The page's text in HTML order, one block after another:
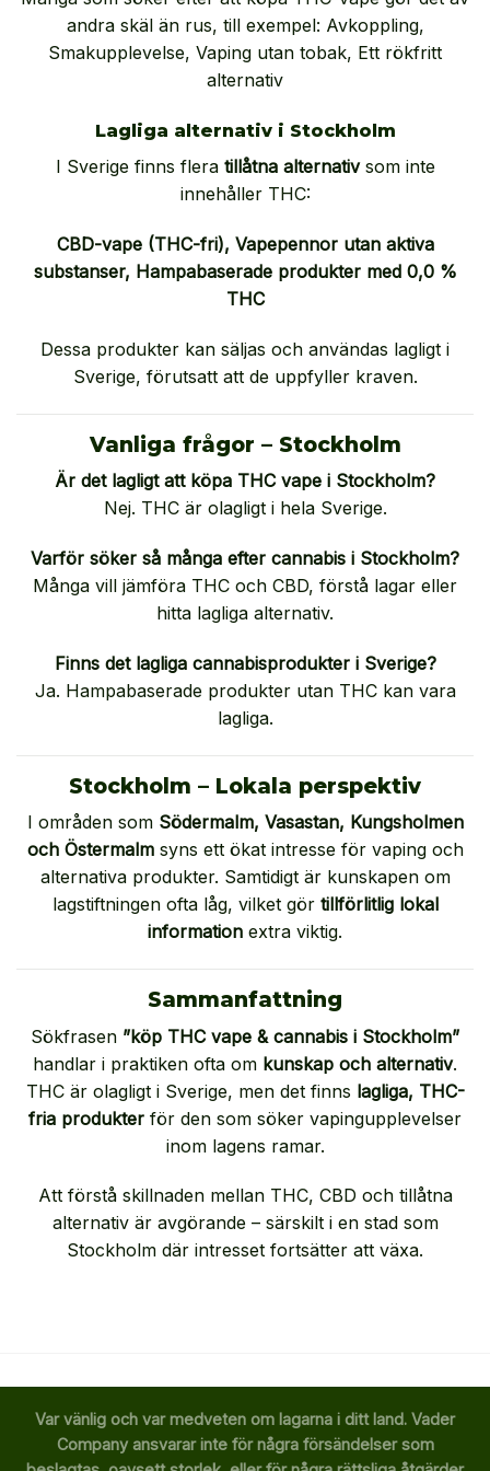
andra skäl än rus, till exempel: Avkoppling,
Smakupplevelse, Vaping utan tobak, Ett rökfritt
alternativ
Lagliga alternativ i Stockholm
I Sverige finns flera tillåtna alternativsom inte
innehåller THC:
CBD-vape (THC-fri), Vapepennor utan aktiva
substanser, Hampabaserade produkter med 0,0 %
THC
Dessa produkter kan säljas och användas lagligt i
Sverige, förutsatt att de uppfyller kraven.
Vanliga frågor – Stockholm
Är det lagligt att köpa THC vape i Stockholm?
Nej. THC är olagligt i hela Sverige.
Varför söker så många efter cannabis i Stockholm?
Många vill jämföra THC och CBD, förstå lagar eller
hitta lagliga alternativ.
Finns det lagliga cannabisprodukter i Sverige?
Ja. Hampabaserade produkter utan THC kan vara
lagliga.
Stockholm – Lokala perspektiv
I områden som Södermalm, Vasastan, Kungsholmen
och Östermalmsyns ett ökat intresse för vaping och
alternativa produkter. Samtidigt är kunskapen om
lagstiftningen ofta låg, vilket gör tillförlitlig lokal
information extra viktig.
Sammanfattning
Sökfrasen ”köp THC vape & cannabis i Stockholm”
handlar i praktiken ofta om kunskap och alternativ.
THC är olagligt i Sverige, men det finns lagliga, THC-
fria produkter för den som söker vapingupplevelser
inom lagens ramar.
Att förstå skillnaden mellan THC, CBD och tillåtna
alternativ är avgörande – särskilt i en stad som
Stockholm där intresset fortsätter att växa.
Var vänlig och var medveten om lagarna i ditt land. Vader
Company ansvarar inte för några försändelser som